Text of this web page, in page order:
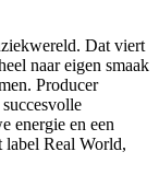
Dat viert
naar eigen smaak
Producer
energie en een
label Real World,